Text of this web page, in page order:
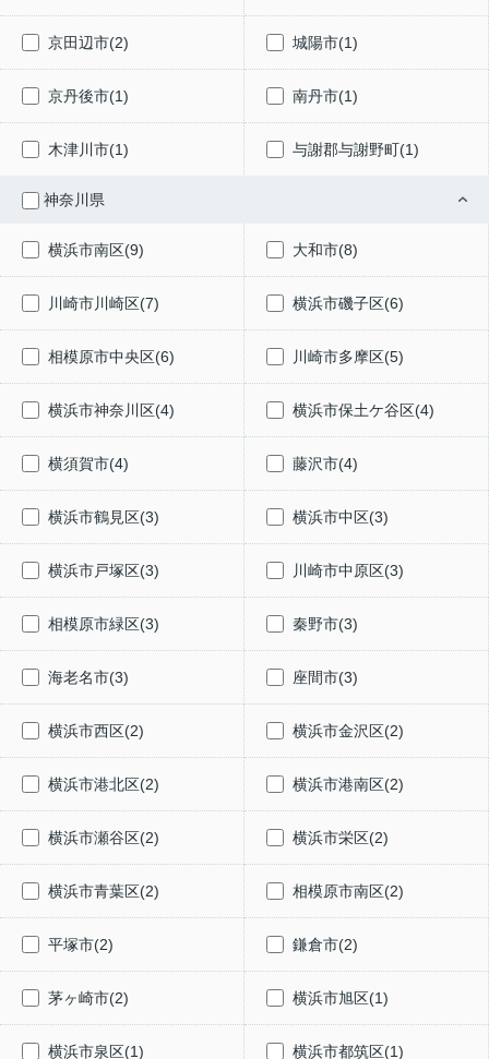
京田辺市(2) 城陽市(1)
京丹後市(1) 南丹市(1)
木津川市(1) 与謝郡与謝野町(1)
神奈川県
横浜市南区(9) 大和市(8)
川崎市川崎区(7) 横浜市磯子区(6)
相模原市中央区(6) 川崎市多摩区(5)
横浜市神奈川区(4) 横浜市保土ケ谷区(4)
横須賀市(4) 藤沢市(4)
横浜市鶴見区(3) 横浜市中区(3)
横浜市戸塚区(3) 川崎市中原区(3)
相模原市緑区(3) 秦野市(3)
海老名市(3) 座間市(3)
横浜市西区(2) 横浜市金沢区(2)
横浜市港北区(2) 横浜市港南区(2)
横浜市瀬谷区(2) 横浜市栄区(2)
横浜市青葉区(2) 相模原市南区(2)
平塚市(2) 鎌倉市(2)
茅ヶ崎市(2) 横浜市旭区(1)
横浜市泉区(1) 横浜市都筑区(1)